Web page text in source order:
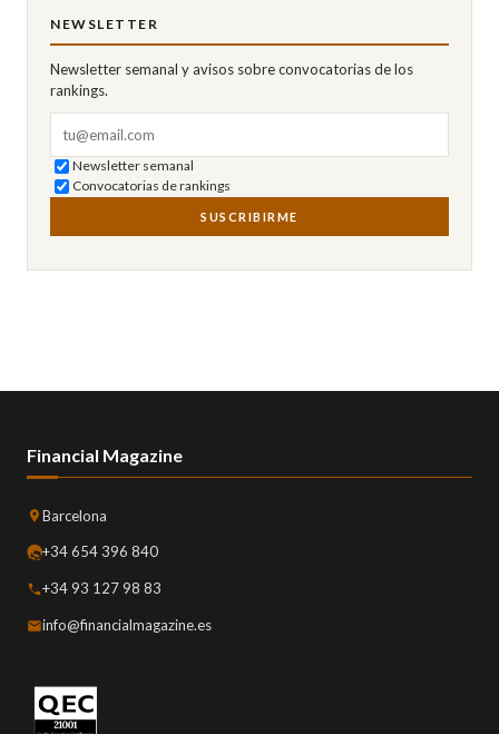
NEWSLETTER
Newsletter semanal y avisos sobre convocatorias de los
rankings.
Newsletter semanal
Convocatorias de rankings
SUSCRIBIRME
Financial Magazine
Barcelona
+34 654 396 840
+34 93 127 98 83
info@financialmagazine.es